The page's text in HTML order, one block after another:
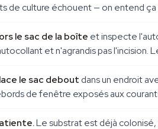
de culture échouent — on entend ça
le sac de la boîte et inspecte
et n'agrandis pas
le sac debout dans un endroit
de fenêtre exposés aux
Le substrat est déjà